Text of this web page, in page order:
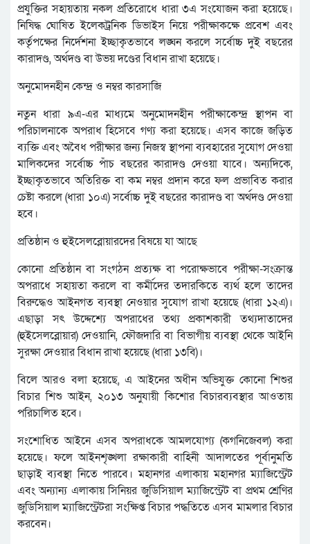
প্রযুক্তির সহায়তায় নকল প্রতিরোধে ধারা ৩এ সংযোজন করা হয়েছে।
নিষিদ্ধ ঘোষিত ইলেকট্রনিক ডিভাইস নিয়ে পরীক্ষাকক্ষে প্রবেশ এবং
কর্তৃপক্ষের নির্দেশনা ইচ্ছাকৃতভাবে লঙ্ঘন করলে সর্বোচ্চ দুই বছরের
কারাদণ্ড, অর্থদণ্ড বা উভয় দণ্ডের বিধান রাখা হয়েছে।
অনুমোদনহীন কেন্দ্র ও নম্বর কারসাজি
নতুন ধারা ৯এ-এর মাধ্যমে অনুমোদনহীন পরীক্ষাকেন্দ্র স্থাপন বা
পরিচালনাকে অপরাধ হিসেবে গণ্য করা হয়েছে। এসব কাজে জড়িত
ব্যক্তি এবং অবৈধ পরীক্ষার জন্য নিজস্ব স্থাপনা ব্যবহারের সুযোগ দেওয়া
মালিকদের সর্বোচ্চ পাঁচ বছরের কারাদণ্ড দেওয়া যাবে। অন্যদিকে,
ইচ্ছাকৃতভাবে অতিরিক্ত বা কম নম্বর প্রদান করে ফল প্রভাবিত করার
চেষ্টা করলে (ধারা ১০এ) সর্বোচ্চ দুই বছরের কারাদণ্ড বা অর্থদণ্ড দেওয়া
হবে।
প্রতিষ্ঠান ও হুইসেলব্লোয়ারদের বিষয়ে যা আছে
কোনো প্রতিষ্ঠান বা সংগঠন প্রত্যক্ষ বা পরোক্ষভাবে পরীক্ষা-সংক্রান্ত
অপরাধে সহায়তা করলে বা কর্মীদের তদারকিতে ব্যর্থ হলে তাদের
বিরুদ্ধেও আইনগত ব্যবস্থা নেওয়ার সুযোগ রাখা হয়েছে (ধারা ১২এ)।
এছাড়া সৎ উদ্দেশ্যে অপরাধের তথ্য প্রকাশকারী তথ্যদাতাদের
(হুইসেলব্লোয়ার) দেওয়ানি, ফৌজদারি বা বিভাগীয় ব্যবস্থা থেকে আইনি
সুরক্ষা দেওয়ার বিধান রাখা হয়েছে (ধারা ১৩বি)।
বিলে আরও বলা হয়েছে, এ আইনের অধীন অভিযুক্ত কোনো শিশুর
বিচার শিশু আইন, ২০১৩ অনুযায়ী কিশোর বিচারব্যবস্থার আওতায়
পরিচালিত হবে।
সংশোধিত আইনে এসব অপরাধকে আমলযোগ্য (কগনিজেবল) করা
হয়েছে। ফলে আইনশৃঙ্খলা রক্ষাকারী বাহিনী আদালতের পূর্বানুমতি
ছাড়াই ব্যবস্থা নিতে পারবে। মহানগর এলাকায় মহানগর ম্যাজিস্ট্রেট
এবং অন্যান্য এলাকায় সিনিয়র জুডিসিয়াল ম্যাজিস্ট্রেট বা প্রথম শ্রেণির
জুডিসিয়াল ম্যাজিস্ট্রেটরা সংক্ষিপ্ত বিচার পদ্ধতিতে এসব মামলার বিচার
করবেন।